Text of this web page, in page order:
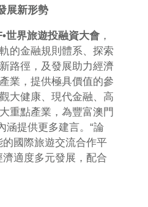
展新形勢
•世界旅遊投融資大會 ，
的金融規則體系、探索
路徑，及發展助力經濟
業，提供極具價值的參
大健康、現代金融、高
重點產業，為豐富澳門
涵提供更多建言。“論
的國際旅遊交流合作平
濟適度多元發展，配合